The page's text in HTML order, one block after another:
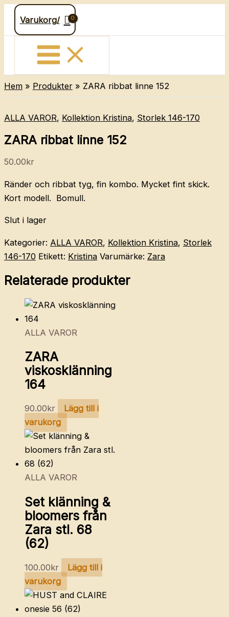
Hoppa
innehåll
Varukorg/
Hem Produkter ZARA ribbat linne 152
ALLA VAROR, Kollektion Kristina, Storlek 146-170
ZARA ribbat linne 152
50.00kr
Ränder och ribbat tyg, fin kombo. Mycket fint skick.
Kort modell. Bomull.
Slut i lager
Kategorier: ALLA VAROR, Kollektion Kristina, Storlek
146-170 Etikett: Kristina Varumärke: Zara
Relaterade produkter
ALLA VAROR
ZARA
viskosklänning
164
90.00kr
Lägg till i
varukorg
ALLA VAROR
Set klänning &
bloomers från
Zara stl. 68
(62)
100.00kr
Lägg till i
varukorg